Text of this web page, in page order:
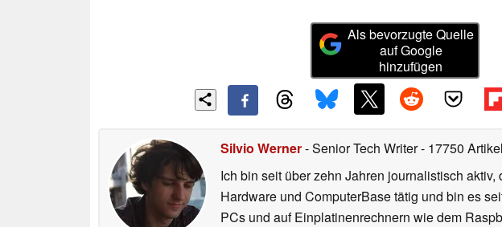
Als bevorzugte Quelle
auf Google
hinzufügen
Silvio Werner- Senior Tech Writer- 17750
Ich bin seit über zehn Jahren journalistisch
Hardware und ComputerBase tätig und bin es
PCs und auf Einplatinenrechnern wie dem